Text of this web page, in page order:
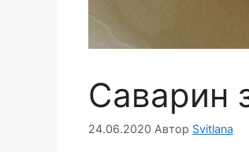
Саварин
24.06.2020 Автор Svitlana